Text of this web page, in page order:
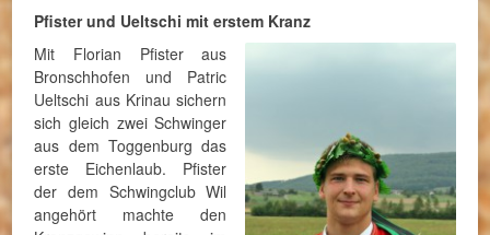
Pfister und Ueltschi mit erstem Kranz
Mit Florian Pfister aus
Bronschhofen und Patric
Ueltschi aus Krinau sichern
sich gleich zwei Schwinger
aus dem Toggenburg das
erste Eichenlaub. Pfister
der dem Schwingclub Wil
angehört machte den